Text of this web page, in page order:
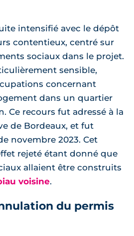
intensifié avec le dépôt
contentieux, centré sur
sociaux dans le projet.
sensible,
concernant
dans un quartier
Ce recours fut adressé à la
de Bordeaux, et fut
novembre 2023. Cet
rejeté étant donné que
allaient être construits
voisine.
du permis